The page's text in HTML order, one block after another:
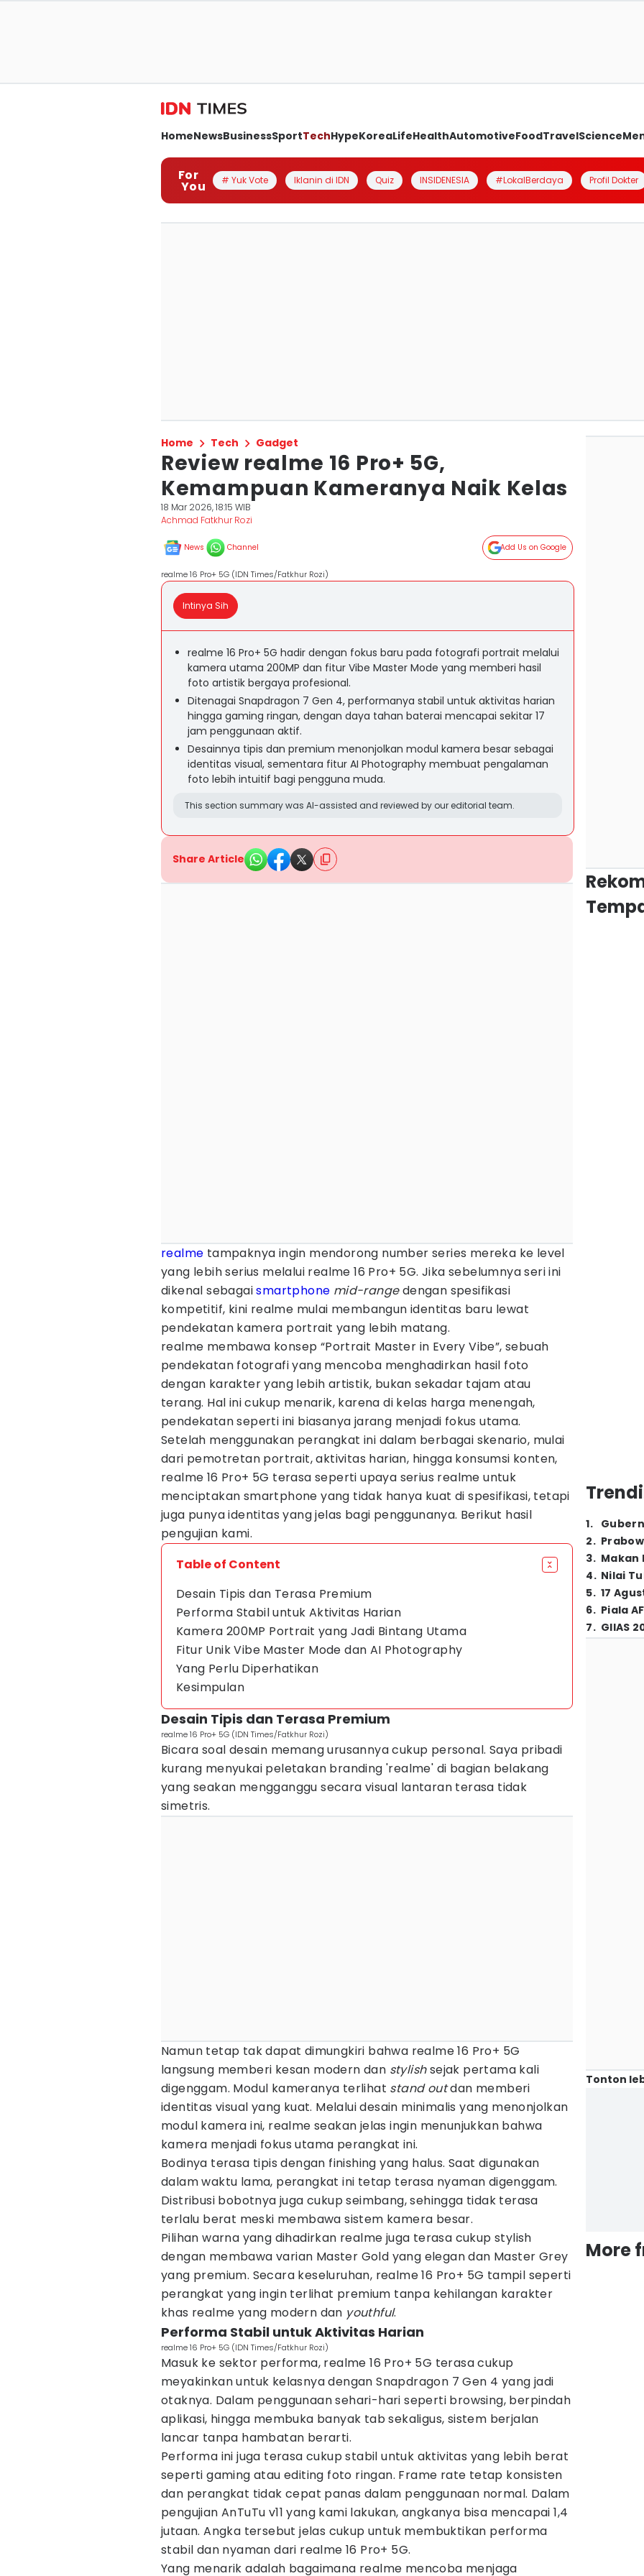
HomeNewsBusinessSportTechHypeKoreaLifeHealthAutomotiveFoodTravelScience
For
You # Yuk Vote Iklanin di IDN Quiz INSIDENESIA #LokalBerdaya Profil Dokter
Home Tech Gadget
Review realme 16 Pro+ 5G,
Kemampuan Kameranya Naik Kelas
18 Mar 2026, 18:15 WIB
Achmad Fatkhur Rozi
News Channel Add Us on Google
realme 16 Pro+ 5G (IDN Times/Fatkhur Rozi)
Intinya Sih
realme 16 Pro+ 5G hadir dengan fokus baru pada fotografi portrait melalui
kamera utama 200MP dan fitur Vibe Master Mode yang memberi hasil
foto artistik bergaya profesional.
Ditenagai Snapdragon 7 Gen 4, performanya stabil untuk aktivitas harian
hingga gaming ringan, dengan daya tahan baterai mencapai sekitar 17
jam penggunaan aktif.
Desainnya tipis dan premium menonjolkan modul kamera besar sebagai
identitas visual, sementara fitur AI Photography membuat pengalaman
foto lebih intuitif bagi pengguna muda.
This section summary was AI-assisted and reviewed by our editorial team.
Share Article
realme tampaknya ingin mendorong number series mereka ke level
yang lebih serius melalui realme 16 Pro+ 5G. Jika sebelumnya seri ini
dikenal sebagaismartphone mid-rangedengan spesifikasi
kompetitif, kini realme mulai membangun identitas baru lewat
pendekatan kamera portrait yang lebih matang.
realme membawa konsep “Portrait Master in Every Vibe”, sebuah
pendekatan fotografi yang mencoba menghadirkan hasil foto
dengan karakter yang lebih artistik, bukan sekadar tajam atau
terang. Hal ini cukup menarik, karena di kelas harga menengah,
pendekatan seperti ini biasanya jarang menjadi fokus utama.
Setelah menggunakan perangkat ini dalam berbagai skenario, mulai
dari pemotretan portrait, aktivitas harian, hingga konsumsi konten,
realme 16 Pro+ 5G terasa seperti upaya serius realme untuk
menciptakan smartphone yang tidak hanya kuat di spesifikasi, tetapi
juga punya identitas yang jelas bagi penggunanya. Berikut hasil
pengujian kami.
Table of Content
Desain Tipis dan Terasa Premium
Performa Stabil untuk Aktivitas Harian
Kamera 200MP Portrait yang Jadi Bintang Utama
Fitur Unik Vibe Master Mode dan AI Photography
Yang Perlu Diperhatikan
Kesimpulan
Desain Tipis dan Terasa Premium
realme 16 Pro+ 5G (IDN Times/Fatkhur Rozi)
Bicara soal desain memang urusannya cukup personal. Saya pribadi
kurang menyukai peletakan branding 'realme' di bagian belakang
yang seakan mengganggu secara visual lantaran terasa tidak
simetris.
Namun tetap tak dapat dimungkiri bahwa realme 16 Pro+ 5G
langsung memberi kesan modern dan stylishsejak pertama kali
digenggam. Modul kameranya terlihat stand outdan memberi
identitas visual yang kuat. Melalui desain minimalis yang menonjolkan
modul kamera ini, realme seakan jelas ingin menunjukkan bahwa
kamera menjadi fokus utama perangkat ini.
Bodinya terasa tipis dengan finishing yang halus. Saat digunakan
dalam waktu lama, perangkat ini tetap terasa nyaman digenggam.
Distribusi bobotnya juga cukup seimbang, sehingga tidak terasa
terlalu berat meski membawa sistem kamera besar.
Pilihan warna yang dihadirkan realme juga terasa cukup stylish
dengan membawa varian Master Gold yang elegan dan Master Grey
yang premium. Secara keseluruhan, realme 16 Pro+ 5G tampil seperti
perangkat yang ingin terlihat premium tanpa kehilangan karakter
khas realme yang modern dan youthful.
Performa Stabil untuk Aktivitas Harian
realme 16 Pro+ 5G (IDN Times/Fatkhur Rozi)
Masuk ke sektor performa, realme 16 Pro+ 5G terasa cukup
meyakinkan untuk kelasnya dengan Snapdragon 7 Gen 4 yang jadi
otaknya. Dalam penggunaan sehari-hari seperti browsing, berpindah
aplikasi, hingga membuka banyak tab sekaligus, sistem berjalan
lancar tanpa hambatan berarti.
Performa ini juga terasa cukup stabil untuk aktivitas yang lebih berat
seperti gaming atau editing foto ringan. Frame rate tetap konsisten
dan perangkat tidak cepat panas dalam penggunaan normal. Dalam
pengujian AnTuTu v11 yang kami lakukan, angkanya bisa mencapai 1,4
jutaan. Angka tersebut jelas cukup untuk membuktikan performa
stabil dan nyaman dari realme 16 Pro+ 5G.
Yang menarik adalah bagaimana realme mencoba menjaga
1.
2.
3. Makan
4. Nilai
5. 17
6. Piala
7. GIIAS
Tonton
More